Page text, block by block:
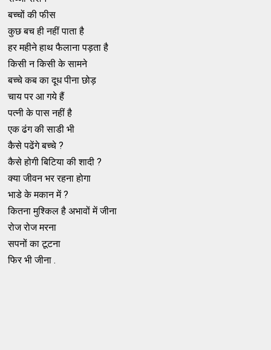
बच्चों की फीस
कुछ बच ही नहीं पाता है
हर महीने हाथ फैलाना पड़ता है
किसी न किसी के सामने
बच्चे कब का दूध पीना छोड़
चाय पर आ गये हैं
पत्नी के पास नहीं है
एक ढंग की साडी भी
कैसे पढेंगे बच्चे ?
कैसे होगी बिटिया की शादी ?
क्या जीवन भर रहना होगा
भाडे के मकान में ?
कितना मुश्किल है अभावों में जीना
रोज रोज मरना
सपनों का टूटना
फिर भी जीना .